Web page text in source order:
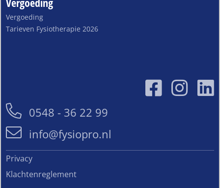
Vergoeding
Tarieven Fysiotherapie 2026
0548 - 36 22 99
info@fysiopro.nl
Privacy
Klachtenreglement